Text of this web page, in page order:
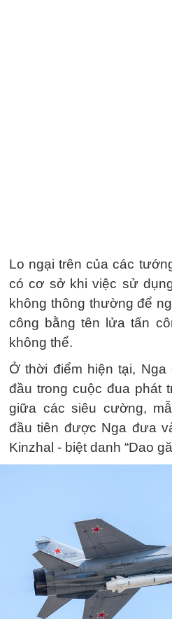
Lo ngại trên của các
có cơ sở khi việc sử
không thông thường để
công bằng tên lửa tấn
không thể.
Ở thời điểm hiện tại,
đầu trong cuộc đua phát
giữa các siêu cường,
đầu tiên được Nga đưa
Kinzhal - biệt danh “Dao